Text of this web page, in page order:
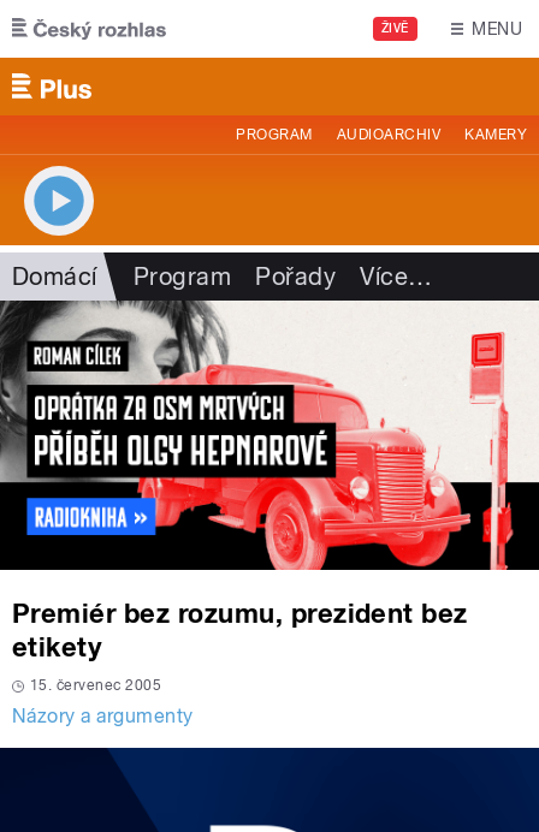
Přejít k hlavnímu obsahu
ŽIVĚ MENU
PROGRAM AUDIOARCHIV KAMERY
Domácí Program Pořady Více…
Premiér bez rozumu, prezident bez
etikety
15. červenec 2005
Názory a argumenty